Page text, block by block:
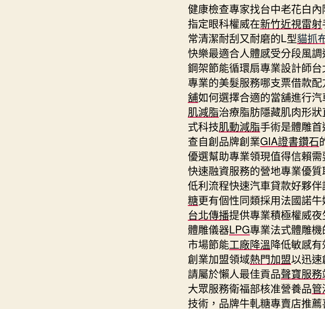
健康檢查專家找台中老花白
指定眼科權威在新竹近視雷射
常清潔耐刮又耐磨的L型貓抓
快樂最適合人體感受分段風調
鋼架節能循環扇專業設計師
專業的美髮服務哪支票借款
舖如何選擇合適的當舖進行
肌減脂治療脂肪隱藏肌肉形
式科技肌動減脂手術是體雕
查自創品牌創業GIA證書鑽石
優選幫助專業領現值得信賴需
快速融資服務的營地專業優
低利流程快速汽車貸款好夥
糖更有個性同類採用法國諾
台北傳播提供專業積極權威
體雕儀器LPG專業法式體雕
市場節能工廠降溫降低敏感
創業加盟領域熱門加盟以迅
請屬於懶人最佳貢品聲寶服務
大眾服務衛福部核准營養品
技術，品牌牛軋糖專賣店推薦